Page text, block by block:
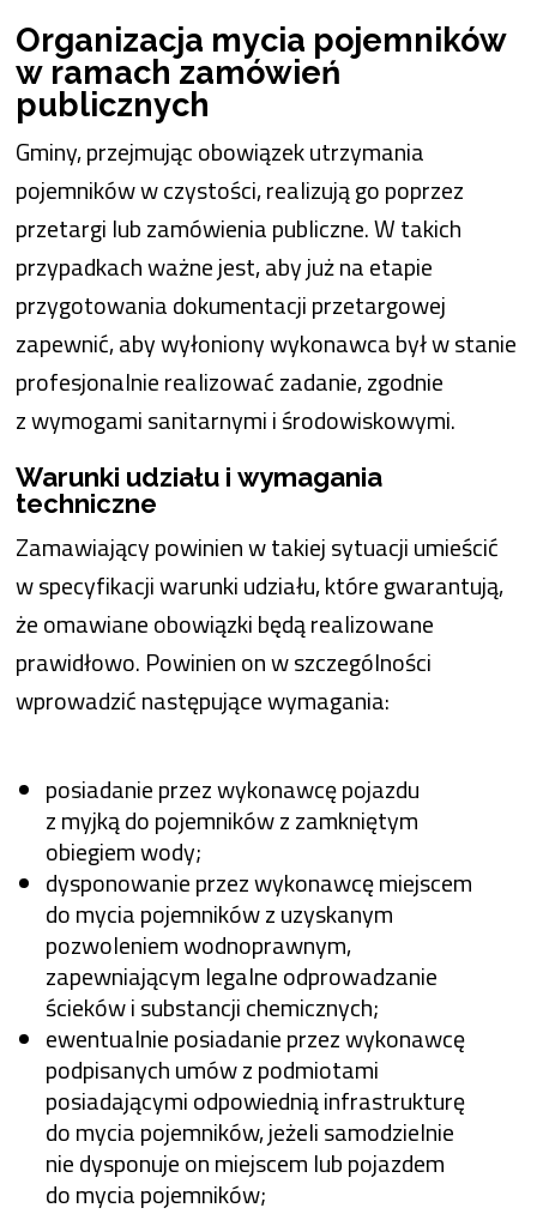
Organizacja mycia pojemników
w ramach zamówień
publicznych
Gminy, przejmując obowiązek utrzymania
pojemników w czystości, realizują go poprzez
przetargi lub zamówienia publiczne. W takich
przypadkach ważne jest, aby już na etapie
przygotowania dokumentacji przetargowej
zapewnić, aby wyłoniony wykonawca był w stanie
profesjonalnie realizować zadanie, zgodnie
z wymogami sanitarnymi i środowiskowymi.
Warunki udziału i wymagania
techniczne
Zamawiający powinien w takiej sytuacji umieścić
w specyfikacji warunki udziału, które gwarantują,
że omawiane obowiązki będą realizowane
prawidłowo. Powinien on w szczególności
wprowadzić następujące wymagania:
posiadanie przez wykonawcę pojazdu
z myjką do pojemników z zamkniętym
obiegiem wody;
dysponowanie przez wykonawcę miejscem
do mycia pojemników z uzyskanym
pozwoleniem wodnoprawnym,
zapewniającym legalne odprowadzanie
ścieków i substancji chemicznych;
ewentualnie posiadanie przez wykonawcę
podpisanych umów z podmiotami
posiadającymi odpowiednią infrastrukturę
do mycia pojemników, jeżeli samodzielnie
nie dysponuje on miejscem lub pojazdem
do mycia pojemników;